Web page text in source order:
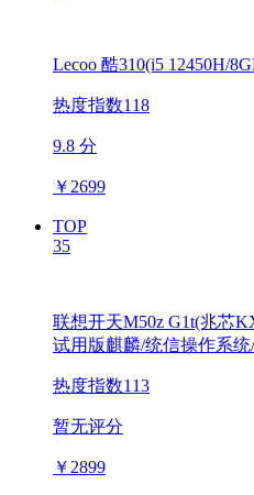
Lecoo 酷310(i5 12450H/
热度指数118
9.8 分
￥ 2699
TOP
35
联想开天M50z G1t(兆芯
试用版麒麟/统信操作系
热度指数113
暂无评分
￥ 2899